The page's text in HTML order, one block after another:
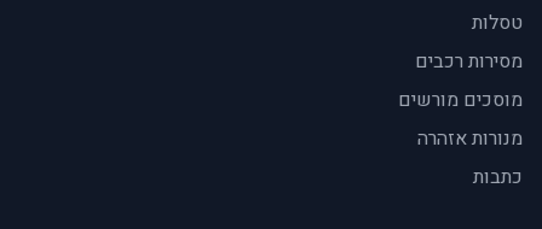
טסלות
מסירות רכבים
מוסכים מורשים
מנורות אזהרה
כתבות